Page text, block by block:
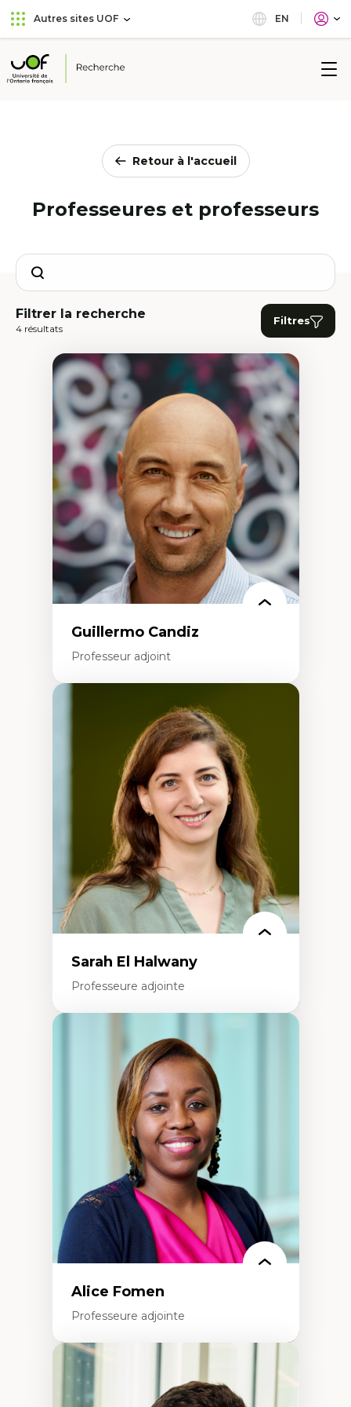
Aller
au
principal
Passer
au
Autres sites UOF EN
Université
Retour à l'accueil
Professeures et professeurs
Search
Filtrer la recherche
4 résultats
Filtres
Guillermo Candiz
Professeur adjoint
Trajectoires migratoires
Migrations forcées
Études des frontières; Enjeux géopolitiques
des migrations
Politiques migratoires
Réfugiés
Demandeurs d’asile
Migrations irrégulières
Migrations temporaires
Migration et changement climatique
Migration et développement
Sarah El Halwany
Professeure adjointe
Les apports pédagogiques des théories de
l'affect, du posthumanisme, du féminisme
dans l'éducation aux sciences
L'apprentissage des sciences/STIM dans une
perspective socioécologique de care
L’insertion professionnelle des
enseignant.e.s
Alice Fomen
Professeure adjointe
Expertises
Acceptabilité, acceptation et adoption des
technologies